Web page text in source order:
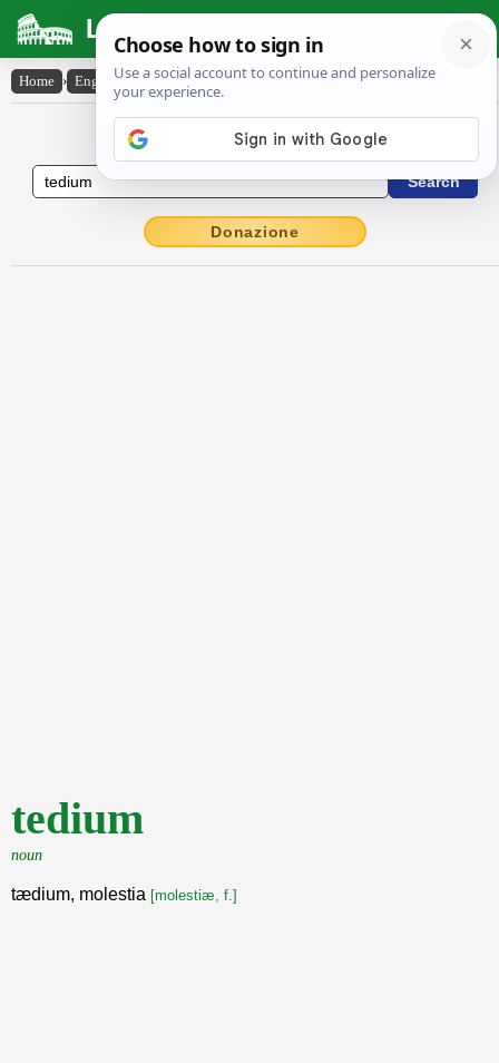
Latin Dictionary
Home › English-Latin › tedium
English to Latin Dictionary
Donazione
tedium
noun
tædium, molestia [molestiæ, f.]